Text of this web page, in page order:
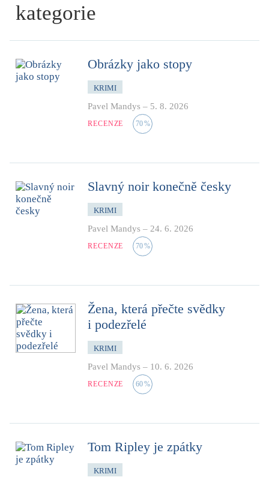
kategorie
Obrázky jako stopy
KRIMI
Pavel Mandys – 5. 8. 2026
RECENZE 70%
Slavný noir konečně česky
KRIMI
Pavel Mandys – 24. 6. 2026
RECENZE 70%
Žena, která přečte svědky
i podezřelé
KRIMI
Pavel Mandys – 10. 6. 2026
RECENZE 60%
Tom Ripley je zpátky
KRIMI